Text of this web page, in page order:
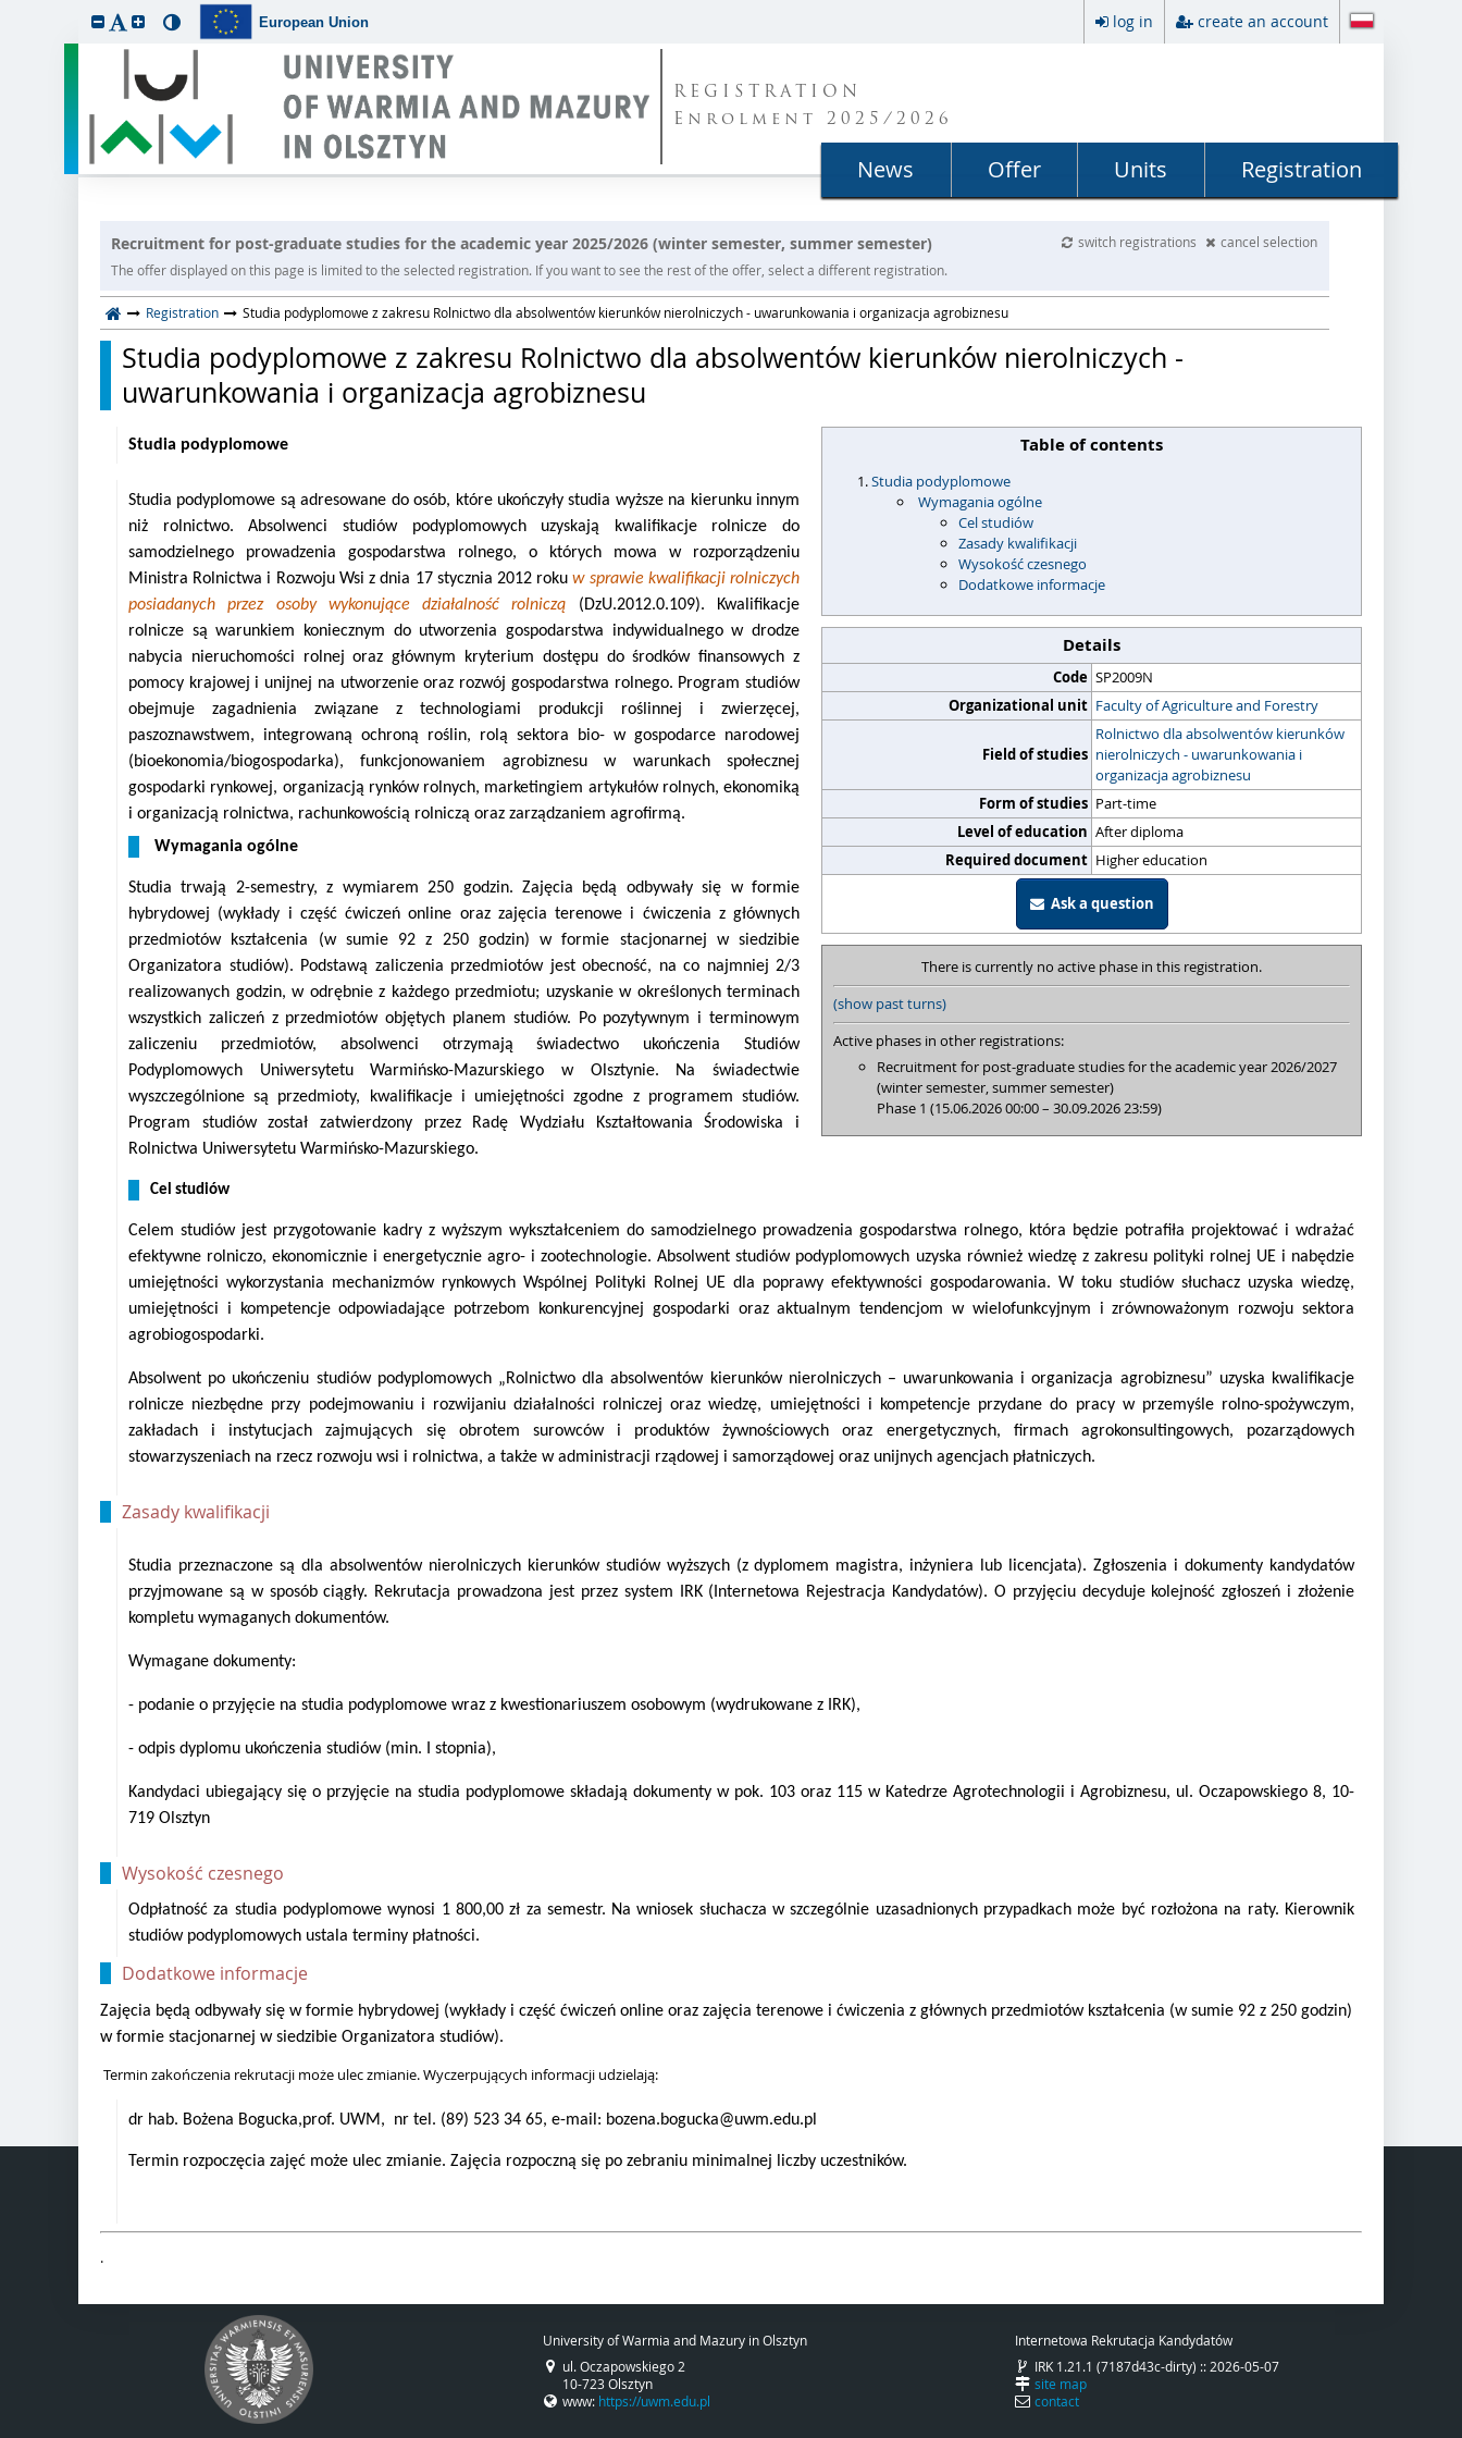
European Union log in create an account
REGISTRATION
Enrolment 2025/2026
News Offer Units Registration
Recruitment for post-graduate studies for the academic year 2025/2026 (winter semester, summer semester) switch registrations
cancel selection
The offer displayed on this page is limited to the selected registration. If you want to see the rest of the offer, select a different registration.
Registration Studia podyplomowe z zakresu Rolnictwo dla absolwentów kierunków nierolniczych - uwarunkowania i organizacja agrobiznesu
Studia podyplomowe z zakresu Rolnictwo dla absolwentów kierunków nierolniczych -
uwarunkowania i organizacja agrobiznesu
Table of contents
Studia podyplomowe
Wymagania ogólne
Cel studiów
Zasady kwalifikacji
Wysokość czesnego
Dodatkowe informacje
Details
Code SP2009N
Organizational unit Faculty of Agriculture and Forestry
Field of studies
Rolnictwo dla absolwentów kierunków
nierolniczych - uwarunkowania i
organizacja agrobiznesu
Form of studies Part-time
Level of education After diploma
Required document Higher education
Ask a question
There is currently no active phase in this registration.
(show past turns)
Active phases in other registrations:
Recruitment for post-graduate studies for the academic year 2026/2027
(winter semester, summer semester)
Phase 1 (15.06.2026 00:00 – 30.09.2026 23:59)
Studia podyplomowe
Studia podyplomowe są adresowane do osób, które ukończyły studia wyższe na kierunku innym
niż rolnictwo. Absolwenci studiów podyplomowych uzyskają kwalifikacje rolnicze do
samodzielnego prowadzenia gospodarstwa rolnego, o których mowa w rozporządzeniu
Ministra Rolnictwa i Rozwoju Wsi z dnia 17 stycznia 2012 rokuw sprawie kwalifikacji rolniczych
posiadanych przez osoby wykonujące działalność rolniczą (DzU.2012.0.109). Kwalifikacje
rolnicze są warunkiem koniecznym do utworzenia gospodarstwa indywidualnego w drodze
nabycia nieruchomości rolnej oraz głównym kryterium dostępu do środków finansowych z
pomocy krajowej i unijnej na utworzenie oraz rozwój gospodarstwa rolnego. Program studiów
obejmuje zagadnienia związane z technologiami produkcji roślinnej i zwierzęcej,
paszoznawstwem, integrowaną ochroną roślin, rolą sektora bio- w gospodarce narodowej
(bioekonomia/biogospodarka), funkcjonowaniem agrobiznesu w warunkach społecznej
gospodarki rynkowej, organizacją rynków rolnych, marketingiem artykułów rolnych, ekonomiką
i organizacją rolnictwa, rachunkowością rolniczą oraz zarządzaniem agrofirmą.
Wymagania ogólne
Studia trwają 2-semestry, z wymiarem 250 godzin. Zajęcia będą odbywały się w formie
hybrydowej (wykłady i część ćwiczeń online oraz zajęcia terenowe i ćwiczenia z głównych
przedmiotów kształcenia (w sumie 92 z 250 godzin) w formie stacjonarnej w siedzibie
Organizatora studiów). Podstawą zaliczenia przedmiotów jest obecność, na co najmniej 2/3
realizowanych godzin, w odrębnie z każdego przedmiotu; uzyskanie w określonych terminach
wszystkich zaliczeń z przedmiotów objętych planem studiów. Po pozytywnym i terminowym
zaliczeniu przedmiotów, absolwenci otrzymają świadectwo ukończenia Studiów
Podyplomowych Uniwersytetu Warmińsko-Mazurskiego w Olsztynie. Na świadectwie
wyszczególnione są przedmioty, kwalifikacje i umiejętności zgodne z programem studiów.
Program studiów został zatwierdzony przez Radę Wydziału Kształtowania Środowiska i
Rolnictwa Uniwersytetu Warmińsko-Mazurskiego.
Cel studiów
Celem studiów jest przygotowanie kadry z wyższym wykształceniem do samodzielnego prowadzenia gospodarstwa rolnego, która będzie potrafiła projektować i wdrażać
efektywne rolniczo, ekonomicznie i energetycznie agro- i zootechnologie. Absolwent studiów podyplomowych uzyska również wiedzę z zakresu polityki rolnej UE i nabędzie
umiejętności wykorzystania mechanizmów rynkowych Wspólnej Polityki Rolnej UE dla poprawy efektywności gospodarowania. W toku studiów słuchacz uzyska wiedzę,
umiejętności i kompetencje odpowiadające potrzebom konkurencyjnej gospodarki oraz aktualnym tendencjom w wielofunkcyjnym i zrównoważonym rozwoju sektora
agrobiogospodarki.
Absolwent po ukończeniu studiów podyplomowych „Rolnictwo dla absolwentów kierunków nierolniczych – uwarunkowania i organizacja agrobiznesu” uzyska kwalifikacje
rolnicze niezbędne przy podejmowaniu i rozwijaniu działalności rolniczej oraz wiedzę, umiejętności i kompetencje przydane do pracy w przemyśle rolno-spożywczym,
zakładach i instytucjach zajmujących się obrotem surowców i produktów żywnościowych oraz energetycznych, firmach agrokonsultingowych, pozarządowych
stowarzyszeniach na rzecz rozwoju wsi i rolnictwa, a także w administracji rządowej i samorządowej oraz unijnych agencjach płatniczych.
Zasady kwalifikacji
Studia przeznaczone są dla absolwentów nierolniczych kierunków studiów wyższych (z dyplomem magistra, inżyniera lub licencjata). Zgłoszenia i dokumenty kandydatów
przyjmowane są w sposób ciągły. Rekrutacja prowadzona jest przez system IRK (Internetowa Rejestracja Kandydatów). O przyjęciu decyduje kolejność zgłoszeń i złożenie
kompletu wymaganych dokumentów.
Wymagane dokumenty:
- podanie o przyjęcie na studia podyplomowe wraz z kwestionariuszem osobowym (wydrukowane z IRK),
- odpis dyplomu ukończenia studiów (min. I stopnia),
Kandydaci ubiegający się o przyjęcie na studia podyplomowe składają dokumenty w pok. 103 oraz 115 w Katedrze Agrotechnologii i Agrobiznesu, ul. Oczapowskiego 8, 10-
719 Olsztyn
Wysokość czesnego
Odpłatność za studia podyplomowe wynosi 1 800,00 zł za semestr. Na wniosek słuchacza w szczególnie uzasadnionych przypadkach może być rozłożona na raty. Kierownik
studiów podyplomowych ustala terminy płatności.
Dodatkowe informacje
Zajęcia będą odbywały się w formie hybrydowej (wykłady i część ćwiczeń online oraz zajęcia terenowe i ćwiczenia z głównych przedmiotów kształcenia (w sumie 92 z 250 godzin)
w formie stacjonarnej w siedzibie Organizatora studiów).
Termin zakończenia rekrutacji może ulec zmianie. Wyczerpujących informacji udzielają:
dr hab. Bożena Bogucka,prof. UWM, nr tel. (89) 523 34 65, e-mail: bozena.bogucka@uwm.edu.pl
Termin rozpoczęcia zajęć może ulec zmianie. Zajęcia rozpoczną się po zebraniu minimalnej liczby uczestników.
.
University of Warmia and Mazury in Olsztyn
ul. Oczapowskiego 2
10-723 Olsztyn
www: https://uwm.edu.pl
Internetowa Rekrutacja Kandydatów
IRK 1.21.1 (7187d43c-dirty) :: 2026-05-07
site map
contact